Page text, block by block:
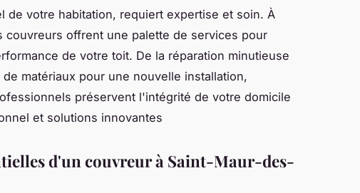
de votre habitation, requiert expertise et soin. À
couvreurs offrent une palette de services pour
de votre toit. De la réparation minutieuse
matériaux pour une nouvelle installation,
préservent l'intégrité de votre domicile
et solutions innovantes
d'un couvreur à Saint-Maur-des-